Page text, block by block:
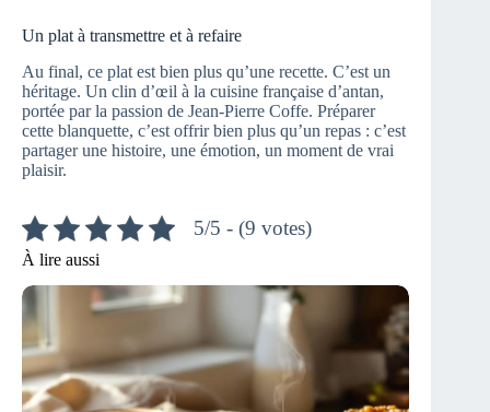
Un plat à transmettre et à refaire
Au final, ce plat est bien plus qu’une recette. C’est un
héritage. Un clin d’œil à la cuisine française d’antan,
portée par la passion de Jean-Pierre Coffe. Préparer
cette blanquette, c’est offrir bien plus qu’un repas : c’est
partager une histoire, une émotion, un moment de vrai
plaisir.
5/5 - (9 votes)
À lire aussi